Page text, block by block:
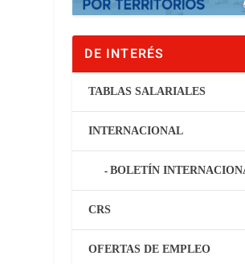
DE INTERÉS
TABLAS SALARIALES
INTERNACIONAL
BOLETÍN
CRS
OFERTAS DE EMPLEO